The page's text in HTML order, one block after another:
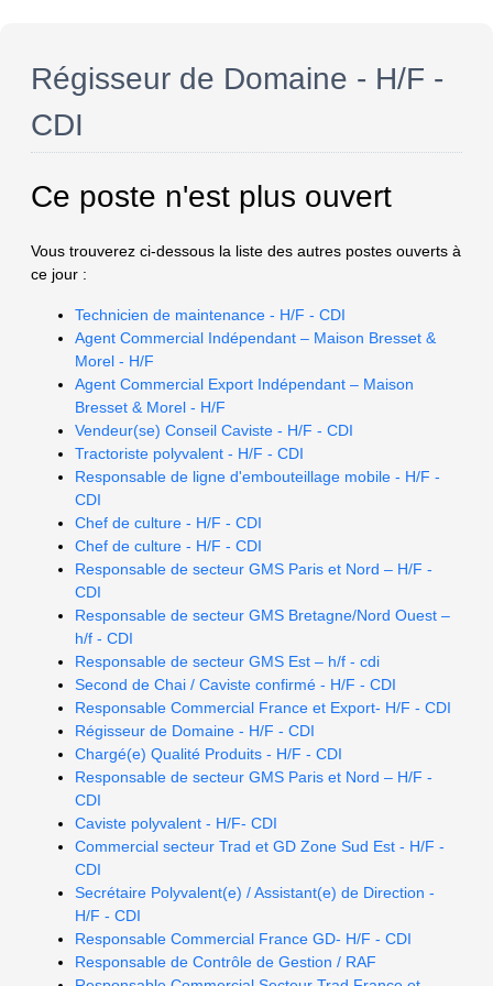
Régisseur de Domaine - H/F -
CDI
Ce poste n'est plus ouvert
Vous trouverez ci-dessous la liste des autres postes ouverts à
ce jour :
Technicien de maintenance - H/F - CDI
Agent Commercial Indépendant – Maison Bresset &
Morel - H/F
Agent Commercial Export Indépendant – Maison
Bresset & Morel - H/F
Vendeur(se) Conseil Caviste - H/F - CDI
Tractoriste polyvalent - H/F - CDI
Responsable de ligne d'embouteillage mobile - H/F -
CDI
Chef de culture - H/F - CDI
Chef de culture - H/F - CDI
Responsable de secteur GMS Paris et Nord – H/F -
CDI
Responsable de secteur GMS Bretagne/Nord Ouest –
h/f - CDI
Responsable de secteur GMS Est – h/f - cdi
Second de Chai / Caviste confirmé - H/F - CDI
Responsable Commercial France et Export- H/F - CDI
Régisseur de Domaine - H/F - CDI
Chargé(e) Qualité Produits - H/F - CDI
Responsable de secteur GMS Paris et Nord – H/F -
CDI
Caviste polyvalent - H/F- CDI
Commercial secteur Trad et GD Zone Sud Est - H/F -
CDI
Secrétaire Polyvalent(e) / Assistant(e) de Direction -
H/F - CDI
Responsable Commercial France GD- H/F - CDI
Responsable de Contrôle de Gestion / RAF